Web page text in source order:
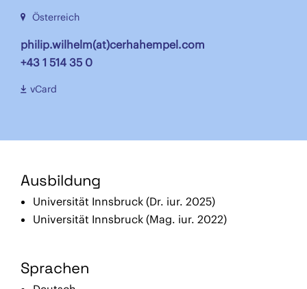
Österreich
philip.wilhelm(at)cerhahempel.com
+43 1 514 35 0
vCard
Ausbildung
Universität Innsbruck (Dr. iur. 2025)
Universität Innsbruck (Mag. iur. 2022)
Sprachen